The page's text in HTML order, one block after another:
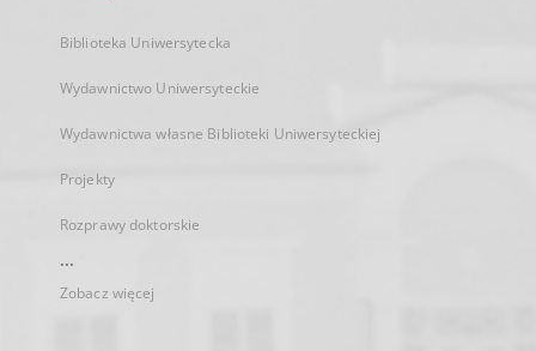
Biblioteka Uniwersytecka
Wydawnictwo Uniwersyteckie
Wydawnictwa własne Biblioteki Uniwersyteckiej
Projekty
Rozprawy doktorskie
...
Zobacz więcej